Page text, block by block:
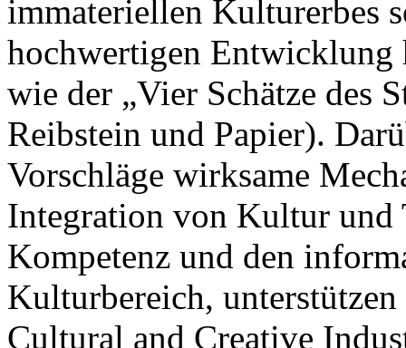
immateriellen Kulturerbes
hochwertigen Entwicklung
wie der „Vier Schätze des
Reibstein und Papier).
Vorschläge wirksame
Integration von Kultur und
Kompetenz und den
Kulturbereich,
Cultural and Creative